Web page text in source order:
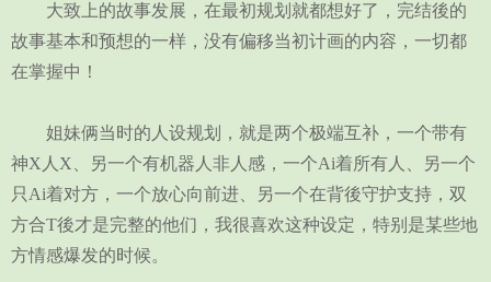
大致上的故事发展，在最初规划就都想好了，完结後的
故事基本和预想的一样，没有偏移当初计画的内容，一切都
在掌握中！
姐妹俩当时的人设规划，就是两个极端互补，一个带有
神X人X、另一个有机器人非人感，一个Ai着所有人、另一个
只Ai着对方，一个放心向前进、另一个在背後守护支持，双
方合T後才是完整的他们，我很喜欢这种设定，特别是某些地
方情感爆发的时候。